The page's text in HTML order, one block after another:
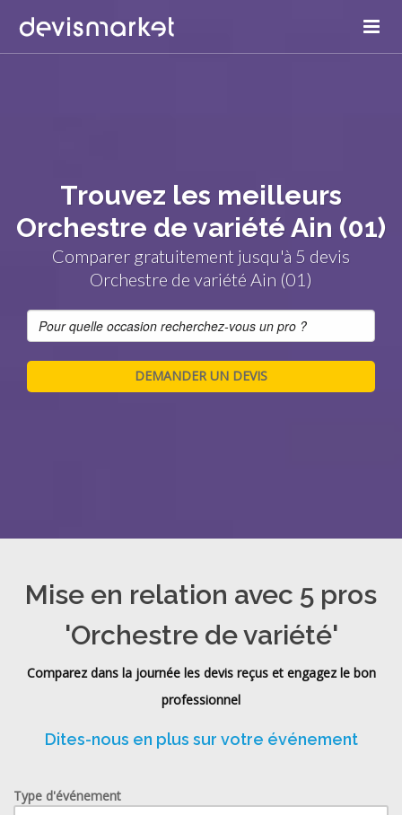
Trouvez les meilleurs
Orchestre de variété Ain (01)
Comparer gratuitement jusqu'à 5 devis
Orchestre de variété Ain (01)
Mise en relation avec 5 pros
'Orchestre de variété'
Comparez dans la journée les devis reçus et engagez le bon
professionnel
Dites-nous en plus sur votre événement
Type d'événement